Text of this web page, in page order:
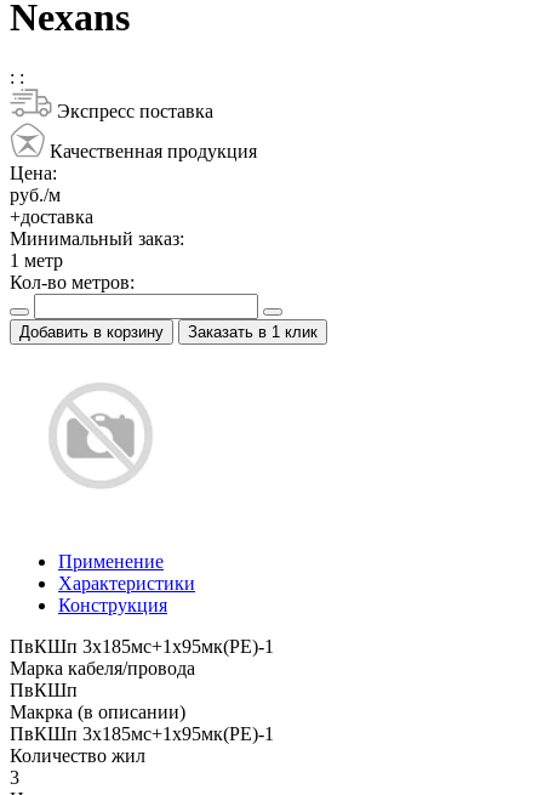
Nexans
: :
Экспресс поставка
Качественная продукция
Цена:
руб./м
+доставка
Минимальный заказ:
1 метр
Кол-во метров:
Добавить в корзину Заказать в 1 клик
Применение
Характеристики
Конструкция
ПвКШп 3x185мс+1x95мк(PE)-1
Марка кабеля/провода
ПвКШп
Макрка (в описании)
ПвКШп 3x185мс+1x95мк(PE)-1
Количество жил
3